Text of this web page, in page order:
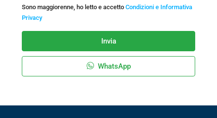
Sono maggiorenne, ho letto e accetto Condizioni e Informativa
Privacy
Invia
WhatsApp